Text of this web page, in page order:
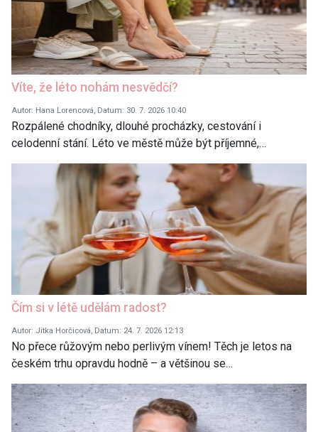
Víte, že léto nohám nesvědčí?
Autor: Hana Lorencová, Datum: 30. 7. 2026 10:40
Rozpálené chodníky, dlouhé procházky, cestování i
celodenní stání. Léto ve městě může být příjemné,…
Čím si v létě udělám radost?
Autor: Jitka Horčicová, Datum: 24. 7. 2026 12:13
No přece růžovým nebo perlivým vínem! Těch je letos na
českém trhu opravdu hodně – a většinou se…